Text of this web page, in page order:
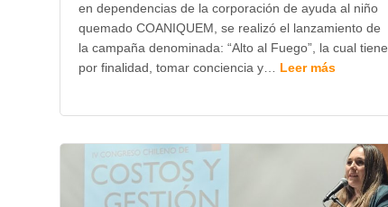
en dependencias de la corporación de ayuda al niño
quemado COANIQUEM, se realizó el lanzamiento de
la campaña denominada: “Alto al Fuego”, la cual tiene
por finalidad, tomar conciencia y… Leer más